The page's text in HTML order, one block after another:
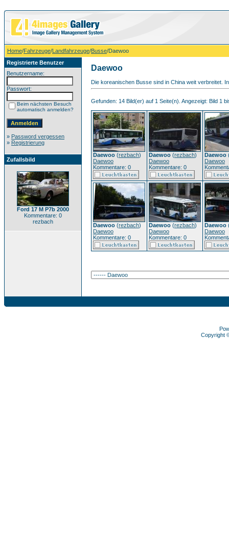
Home/Fahrzeuge/Landfahrzeuge/Busse/Daewoo
Registrierte Benutzer
Benutzername:
Passwort:
Beim nächsten Besuch
automatisch anmelden?
» Password vergessen
» Registrierung
Zufallsbild
Ford 17 M P7b 2000
Kommentare: 0
rezbach
Daewoo
Die koreanischen Busse sind in China weit verbreitet.
Gefunden: 14 Bild(er) auf 1 Seite(n). Angezeigt: Bild 1
Daewoo (rezbach)
Daewoo
Kommentare: 0
Daewoo (rezbach)
Daewoo
Kommentare: 0
Daewoo
Daewoo
Daewoo (rezbach)
Daewoo
Kommentare: 0
Daewoo (rezbach)
Daewoo
Kommentare: 0
Daewoo
Daewoo
Copyright